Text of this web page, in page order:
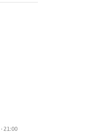
-21:00